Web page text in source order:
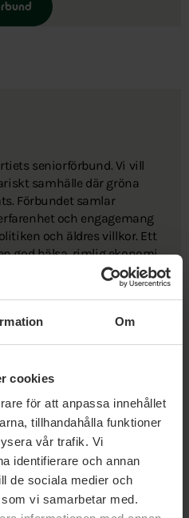
Om
cookies
för att anpassa innehållet
tillhandahålla funktioner
vår trafik. Vi
identifierare och annan
de sociala medier och
vi samarbetar med.
seniorförbund. Vi vill
samhälle där gröna
Förbundet samlar
och engagemang
och äldres villkor. Ett
god hälsa, rimlig ekonomi,
trygghet – frågor vi driver
i